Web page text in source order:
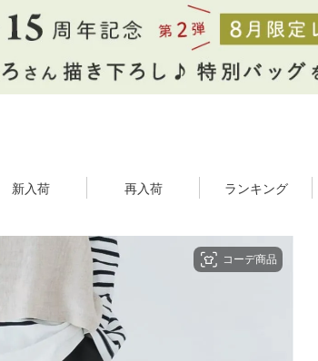
新入荷 再入荷 ランキング
コーデ商品